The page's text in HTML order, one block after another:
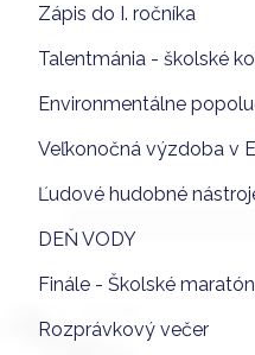
Zápis do I. ročníka
Talentmánia - školské
Environmentálne
Veľkonočná výzdoba v
Ľudové hudobné
DEŇ VODY
Finále - Školské
Rozprávkový večer